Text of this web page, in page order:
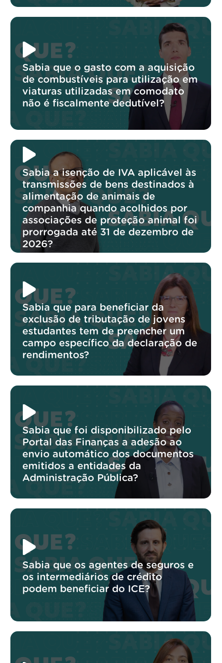
Sabia que o gasto com a aquisição
de combustíveis para utilização em
viaturas utilizadas em comodato
não é fiscalmente dedutível?
Sabia a isenção de IVA aplicável às
transmissões de bens destinados à
alimentação de animais de
companhia quando acolhidos por
associações de proteção animal foi
prorrogada até 31 de dezembro de
2026?
Sabia que para beneficiar da
exclusão de tributação de jovens
estudantes tem de preencher um
campo específico da declaração de
rendimentos?
Sabia que foi disponibilizado pelo
Portal das Finanças a adesão ao
envio automático dos documentos
emitidos a entidades da
Administração Pública?
Sabia que os agentes de seguros e
os intermediários de crédito
podem beneficiar do ICE?